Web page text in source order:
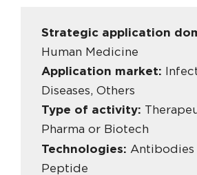
Strategic application
Human Medicine
Application market:
Diseases, Others
Type of activity:
Pharma or Biotech
Technologies: Antibodies
Peptide